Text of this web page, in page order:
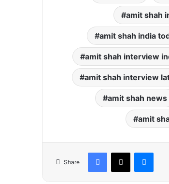
amit shah
amit shah india
amit shah interview
amit shah interview
amit shah news
amit
Share
Facebook
X